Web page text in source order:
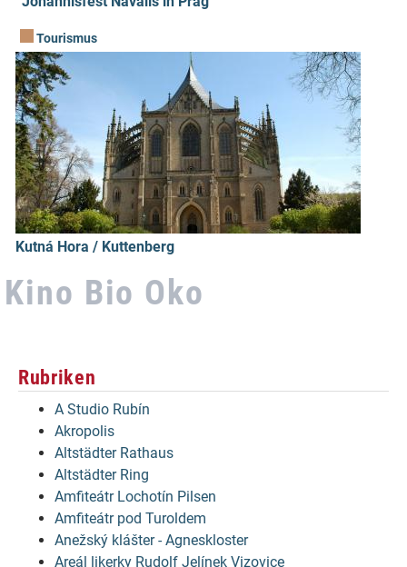
Tourismus
Kutná Hora / Kuttenberg
Kino Bio Oko
Rubriken
A Studio Rubín
Akropolis
Altstädter Rathaus
Altstädter Ring
Amfiteátr Lochotín Pilsen
Amfiteátr pod Turoldem
Anežský klášter - Agneskloster
Areál likerky Rudolf Jelínek Vizovice